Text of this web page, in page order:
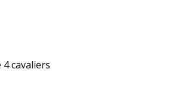
cavaliers